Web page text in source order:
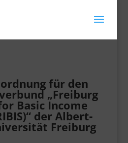
für den
„Freiburg
Basic Income
der Albert-
Freiburg